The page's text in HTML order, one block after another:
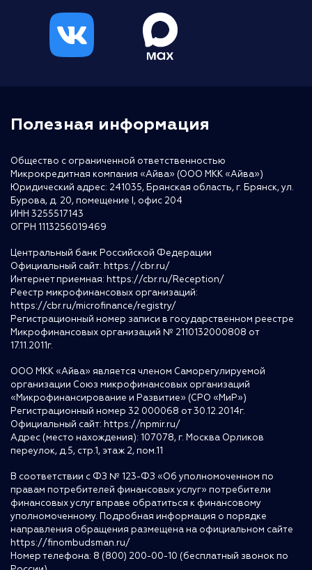
Полезная информация
Общество с ограниченной ответственностью
Микрокредитная компания «Айва» (ООО МКК «Айва»)
Юридический адрес: 241035, Брянская область, г. Брянск, ул.
Бурова, д. 20, помещение I, офис 204
ИНН 3255517143
ОГРН 1113256019469
Центральный банк Российской Федерации
Официальный сайт: https://cbr.ru/
Интернет приемная: https://cbr.ru/Reception/
Реестр микрофинансовых организаций:
https://cbr.ru/microfinance/registry/
Регистрационный номер записи в государственном реестре
Микрофинансовых организаций № 2110132000808 от
17.11.2011г.
ООО МКК «Айва» является членом Саморегулируемой
организации Союз микрофинансовых организаций
«Микрофинансирование и Развитие» (СРО «МиР»)
Регистрационный номер 32 000068 от 30.12.2014г.
Официальный сайт: https://npmir.ru/
Адрес (место нахождения): 107078, г. Москва Орликов
переулок, д.5, стр.1, этаж 2, пом.11
В соответствии с ФЗ № 123-ФЗ «Об уполномоченном по
правам потребителей финансовых услуг» потребители
финансовых услуг вправе обратиться к финансовому
уполномоченному. Подробная информация о порядке
направления обращения размещена на официальном сайте
https://finombudsman.ru/
Номер телефона: 8 (800) 200-00-10 (бесплатный звонок по